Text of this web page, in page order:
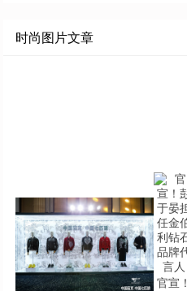
时尚图片文章
官宣！